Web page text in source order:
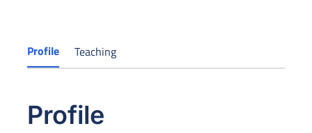
Profile Teaching
Profile